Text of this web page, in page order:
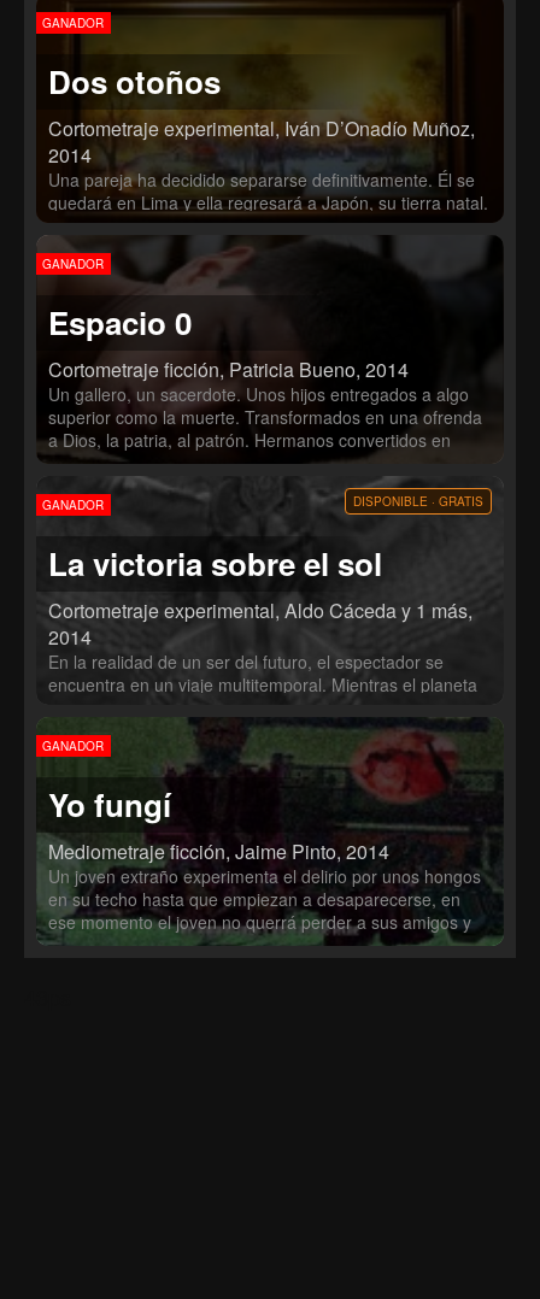
GANADOR
Dos otoños
Cortometraje experimental, Iván D’Onadío Muñoz,
2014
Una pareja ha decidido separarse definitivamente. Él se
quedará en Lima y ella regresará a Japón, su tierra natal.
Ellos y su contexto inmediato -sus cuerpos, su sala, sus
adornos, sus cuadros- iniciarán una danza significante
que le darán rostro a sus emociones encontradas.
GANADOR
Espacio 0
Cortometraje ficción, Patricia Bueno, 2014
Un gallero, un sacerdote. Unos hijos entregados a algo
superior como la muerte. Transformados en una ofrenda
a Dios, la patria, al patrón. Hermanos convertidos en
animales de pelea. Criados cual gallos, a los que se les
cuida, educa y ama, pero sobre todo se les entrena en el
gran arte de matar. Creados y criados para sacrificarse.
GANADOR DISPONIBLE · GRATIS
La victoria sobre el sol
Cortometraje experimental, Aldo Cáceda y 1 más,
2014
En la realidad de un ser del futuro, el espectador se
encuentra en un viaje multitemporal. Mientras el planeta
Sol tratando de crear un nuevo orden en el universo.
GANADOR
Yo fungí
Mediometraje ficción, Jaime Pinto, 2014
Un joven extraño experimenta el delirio por unos hongos
en su techo hasta que empiezan a desaparecerse, en
ese momento el joven no querrá perder a sus amigos y
hará lo imposible.